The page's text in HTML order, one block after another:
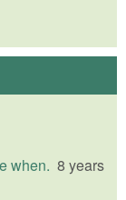
when. 8 years